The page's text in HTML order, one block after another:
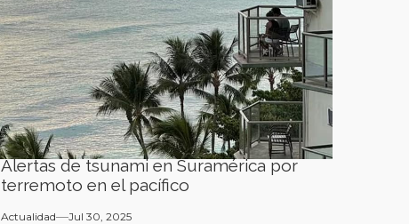
Alertas de tsunami en Suramérica por
terremoto en el pacífico
Actualidad Jul 30, 2025